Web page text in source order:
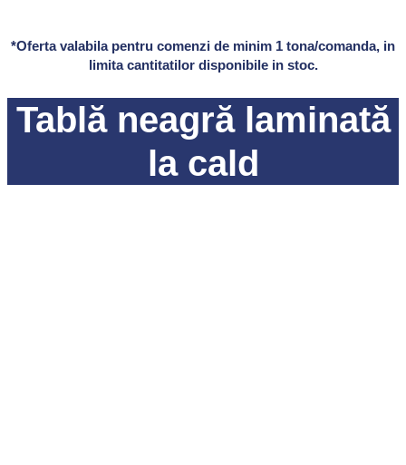
*Oferta valabila pentru comenzi de minim 1 tona/comanda, in
limita cantitatilor disponibile in stoc.
Tablă neagră laminată
la cald